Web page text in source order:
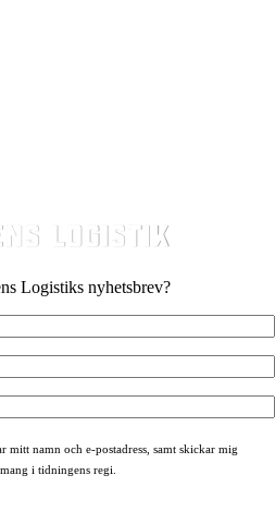
Logistiks nyhetsbrev?
mitt namn och e-postadress, samt skickar mig
i tidningens regi.